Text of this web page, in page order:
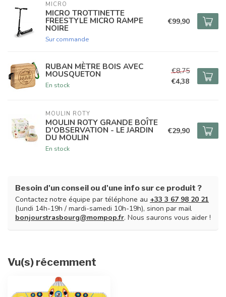
MICRO
MICRO TROTTINETTE
FREESTYLE MICRO RAMPE
NOIRE
Sur commande
€99,90
RUBAN MÈTRE BOIS AVEC
MOUSQUETON
En stock
€8,75
€4,38
MOULIN ROTY
MOULIN ROTY GRANDE BOÎTE
D'OBSERVATION - LE JARDIN
DU MOULIN
En stock
€29,90
Besoin d'un conseil ou d'une info sur ce produit ?
Contactez notre équipe par téléphone au +33 3 67 98 20 21
(lundi 14h-19h / mardi-samedi 10h-19h), sinon par mail
bonjourstrasbourg@mompop.fr. Nous saurons vous aider !
Vu(s) récemment